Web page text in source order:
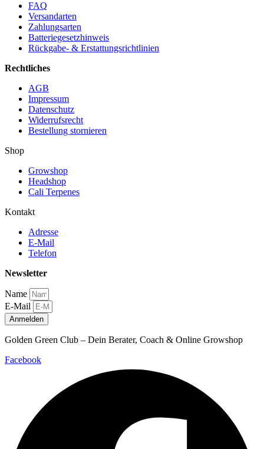
FAQ
Versandarten
Zahlungsarten
Batteriegesetzhinweis
Rückgabe- & Erstattungsrichtlinien
Rechtliches
AGB
Impressum
Datenschutz
Widerrufsrecht
Bestellung stornieren
Shop
Growshop
Headshop
Cali Terpenes
Kontakt
Adresse
E-Mail
Telefon
Newsletter
Name
E-Mail
Anmelden
Golden Green Club – Dein Berater, Coach & Online Growshop
Facebook